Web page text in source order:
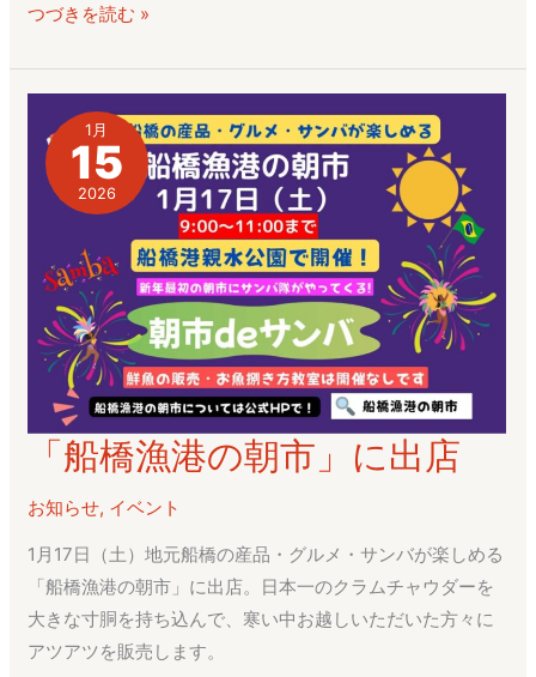
つづきを読む »
1月
15
2026
「船橋漁港の朝市」に出店
お知らせ, イベント
1月17日（土）地元船橋の産品・グルメ・サンバが楽しめる
「船橋漁港の朝市」に出店。日本一のクラムチャウダーを
大きな寸胴を持ち込んで、寒い中お越しいただいた方々に
アツアツを販売します。
「船
漁
港
の
朝
市」